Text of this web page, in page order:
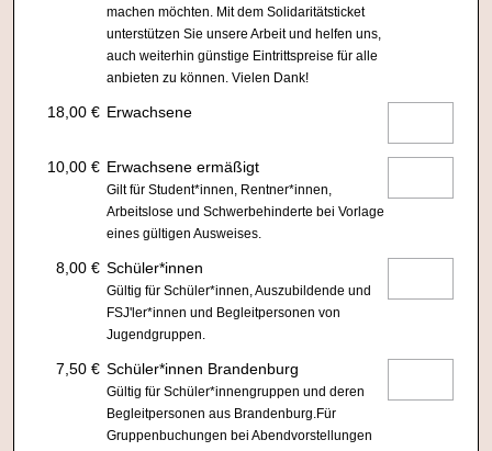
machen möchten. Mit dem Solidaritätsticket
unterstützen Sie unsere Arbeit und helfen uns,
auch weiterhin günstige Eintrittspreise für alle
anbieten zu können. Vielen Dank!
18,00 € Erwachsene
10,00 € Erwachsene ermäßigt
Gilt für Student*innen, Rentner*innen,
Arbeitslose und Schwerbehinderte bei Vorlage
eines gültigen Ausweises.
8,00 € Schüler*innen
Gültig für Schüler*innen, Auszubildende und
FSJ'ler*innen und Begleitpersonen von
Jugendgruppen.
7,50 € Schüler*innen Brandenburg
Gültig für Schüler*innengruppen und deren
Begleitpersonen aus Brandenburg.Für
Gruppenbuchungen bei Abendvorstellungen